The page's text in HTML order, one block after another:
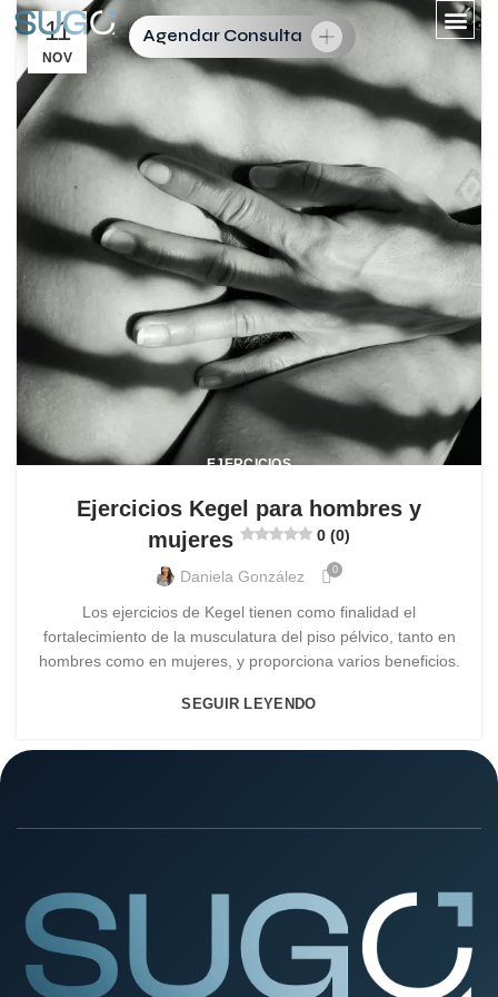
Agendar Consulta
11
NOV
EJERCICIOS
Ejercicios Kegel para hombres y
mujeres
0 (0)
Daniela González 0
Los ejercicios de Kegel tienen como finalidad el
fortalecimiento de la musculatura del piso pélvico, tanto en
hombres como en mujeres, y proporciona varios beneficios.
SEGUIR LEYENDO